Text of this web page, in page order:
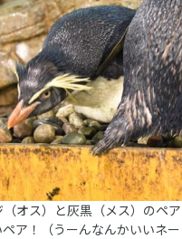
オス）と灰黒（メス）のペア
ア！（うーんなんかいいネー